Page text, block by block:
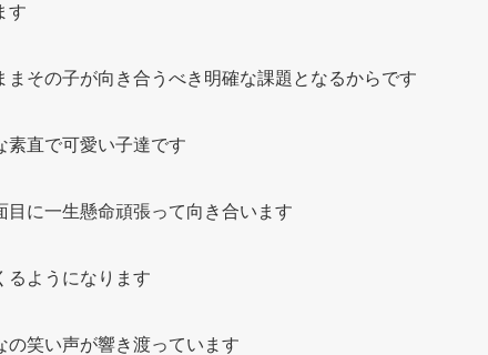
す
その子が向き合うべき明確な課題となるからです
素直で可愛い子達です
に一生懸命頑張って向き合います
るようになります
笑い声が響き渡っています